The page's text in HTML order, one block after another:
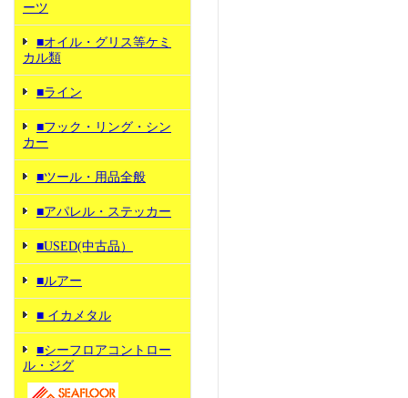
ーツ
■オイル・グリス等ケミ
カル類
■ライン
■フック・リング・シン
カー
■ツール・用品全般
■アパレル・ステッカー
■USED(中古品）
■ルアー
■ イカメタル
■シーフロアコントロー
ル・ジグ